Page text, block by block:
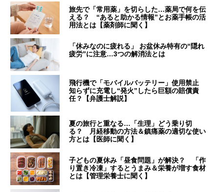
旅先で「常用薬」を切らした…薬局で何を伝
える？ “あると助かる情報”とお薬手帳の活
用法とは【薬剤師に聞く】
「休みなのに疲れる」 お盆休み特有の“隠れ
疲労”に注意…3つの解消法とは
飛行機で「モバイルバッテリー」使用禁止
知らずに充電し“発火”したら巨額の賠償責
任？【弁護士解説】
夏の旅行と重なる…「生理」どう乗り切
る？ 月経移動の方法＆鎮痛薬の適切な使い
方とは【医師に聞く】
子どもの夏休み「昼食問題」が解決？ 「作
り置き冷凍」するとうまみ＆栄養が増す食材
とは【管理栄養士に聞く】